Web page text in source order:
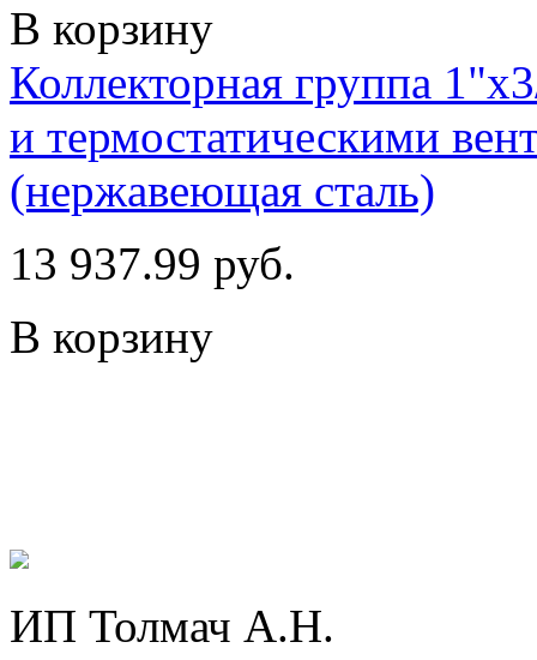
В корзину
Коллекторная группа
и термостатическими
(нержавеющая сталь)
13 937.99 руб.
В корзину
ИП Толмач А.Н.